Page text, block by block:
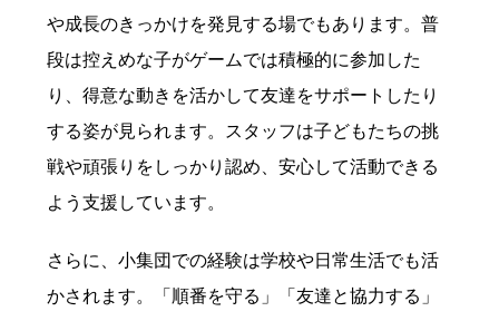
や成長のきっかけを発見する場でもあります。普
段は控えめな子がゲームでは積極的に参加した
り、得意な動きを活かして友達をサポートしたり
する姿が見られます。スタッフは子どもたちの挑
戦や頑張りをしっかり認め、安心して活動できる
よう支援しています。
さらに、小集団での経験は学校や日常生活でも活
かされます。「順番を守る」「友達と協力する」